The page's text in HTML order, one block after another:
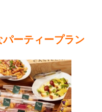
ーティープラン